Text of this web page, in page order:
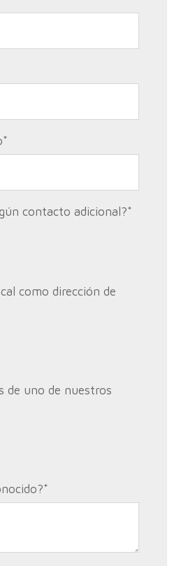
*
contacto adicional?*
como dirección de
de uno de nuestros
*